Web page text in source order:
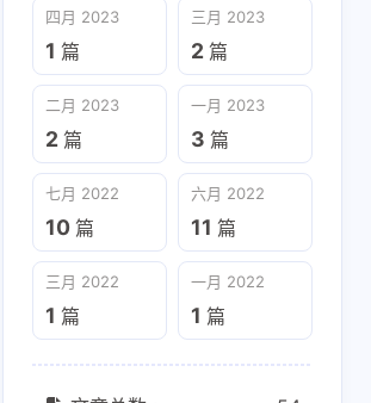
一月 2023
3 篇
一月 2022
1篇
四月 2023
1 篇
三月 2023
2 篇
二月 2023
2 篇
一月 2023
3 篇
七月 2022
10 篇
六月 2022
11 篇
三月 2022
1 篇
一月 2022
1 篇